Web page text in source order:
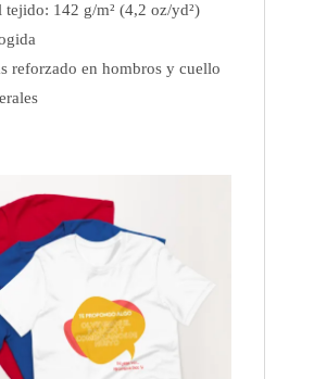
tejido: 142 g/m² (4,2 oz/yd²)
reforzado en hombros y cuello